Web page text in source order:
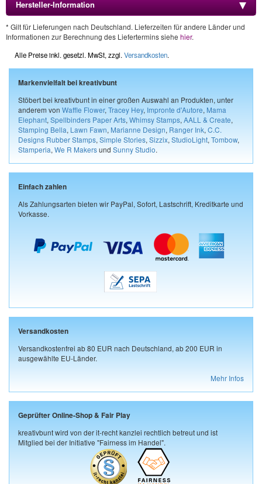
Hersteller-Information
* Gilt für Lieferungen nach Deutschland. Lieferzeiten für andere Länder und
Informationen zur Berechnung des Liefertermins siehe hier.
Alle Preise inkl. gesetzl. MwSt, zzgl. Versandkosten.
Markenvielfalt bei kreativbunt
Stöbert bei kreativbunt in einer großen Auswahl an Produkten, unter
anderem von Waffle Flower, Tracey Hey, Impronte d'Autore, Mama
Elephant, Spellbinders Paper Arts, Whimsy Stamps, AALL & Create,
Stamping Bella, Lawn Fawn, Marianne Design, Ranger Ink, C.C.
Designs Rubber Stamps, Simple Stories, Sizzix, StudioLight, Tombow,
Stamperia, We R Makersund Sunny Studio.
Einfach zahlen
Als Zahlungsarten bieten wir PayPal, Sofort, Lastschrift, Kreditkarte und
Vorkasse.
Versandkosten
Versandkostenfrei ab 80 EUR nach Deutschland, ab 200 EUR in
ausgewählte EU-Länder.
Mehr Infos
Geprüfter Online-Shop & Fair Play
kreativbunt wird von der it-recht kanzlei rechtlich betreut und ist
Mitglied bei der Initiative "Fairness im Handel".